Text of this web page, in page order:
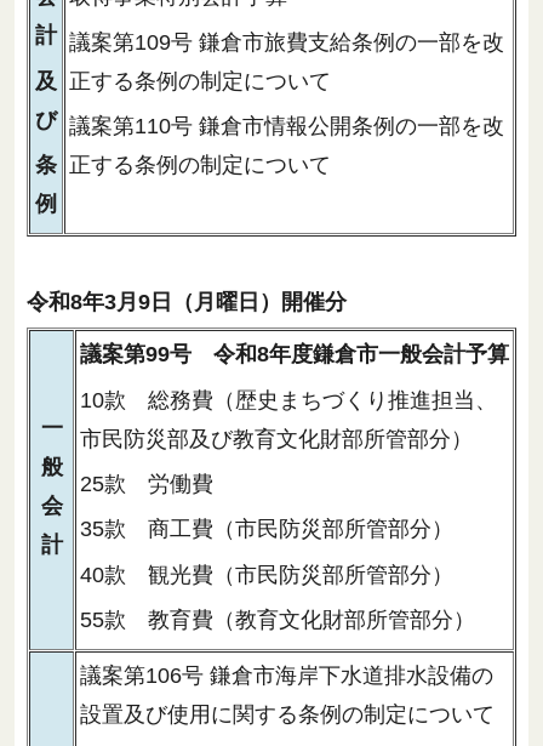
計
及
び
条
例
議案第109号 鎌倉市旅費支給条例の一部を改
正する条例の制定について
議案第110号 鎌倉市情報公開条例の一部を改
正する条例の制定について
令和8年3月9日（月曜日）開催分
一
般
会
計
議案第99号 令和8年度鎌倉市一般会計予算
10款 総務費（歴史まちづくり推進担当、
市民防災部及び教育文化財部所管部分）
25款 労働費
35款 商工費（市民防災部所管部分）
40款 観光費（市民防災部所管部分）
55款 教育費（教育文化財部所管部分）
議案第106号 鎌倉市海岸下水道排水設備の
設置及び使用に関する条例の制定について